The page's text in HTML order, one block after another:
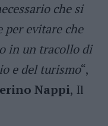
che si
evitare che
in un tracollo di
e del turismo“,
Nappi, Il